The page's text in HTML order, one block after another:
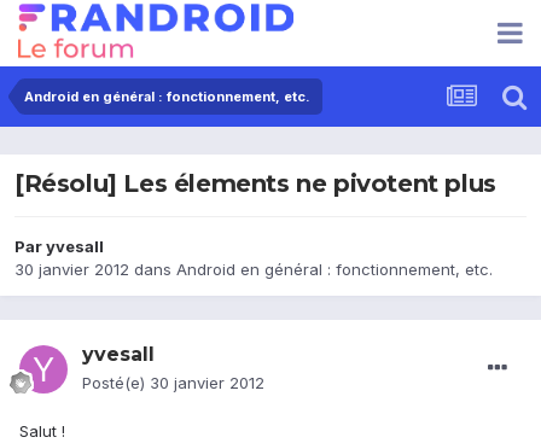
Android en général : fonctionnement, etc.
[Résolu] Les élements ne pivotent plus
Paryvesall
30 janvier 2012 dans Android en général : fonctionnement, etc.
yvesall
Posté(e) 30 janvier 2012
Salut !